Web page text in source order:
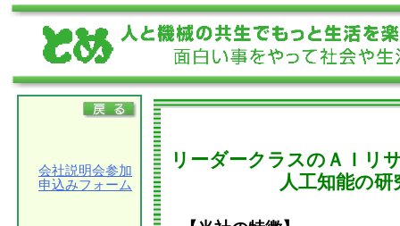
リーダークラスのＡＩリ
人工知能の研
会社説明会参加
申込みフォーム